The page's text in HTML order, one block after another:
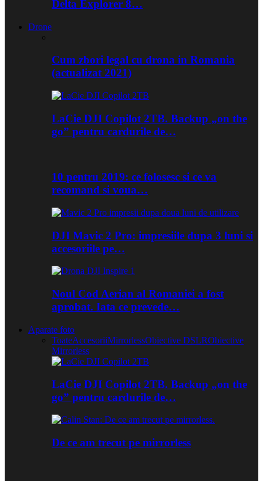
Delta Explorer 8…
Drone
Cum zbori legal cu drona in Romania
(actualizat 2021)
LaCie DJI Copilot 2TB. Backup „on the
go” pentru cardurile de…
10 pentru 2019: ce folosesc si ce va
recomand si voua…
DJI Mavic 2 Pro: impresiile dupa 3 luni si
accesoriile pe…
Noul Cod Aerian al Romaniei a fost
aprobat. Iata ce prevede…
Aparate foto
ToateAccesoriiMirrorlessObiective DSLRObiective
Mirrorless
LaCie DJI Copilot 2TB. Backup „on the
go” pentru cardurile de…
De ce am trecut pe mirrorless